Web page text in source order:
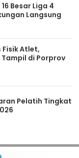
Besar Liga 4
Langsung
Atlet,
di Porprov
Pelatih Tingkat